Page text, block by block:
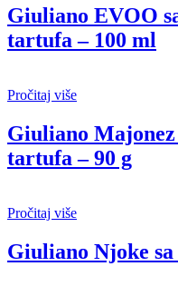
Giuliano EVOO
tartufa – 100 ml
Pročitaj više
Giuliano
tartufa – 90 g
Pročitaj više
Giuliano Njoke